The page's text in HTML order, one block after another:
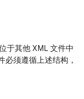
于其他 XML 文件中
必须遵循上述结构，